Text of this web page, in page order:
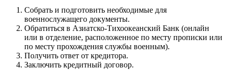
Собрать и подготовить необходимые для
военнослужащего документы.
Обратиться в Азиатско-Тихоокеанский Банк (онлайн
или в отделение, расположенное по месту прописки или
по месту прохождения службы военным).
Получить ответ от кредитора.
Заключить кредитный договор.